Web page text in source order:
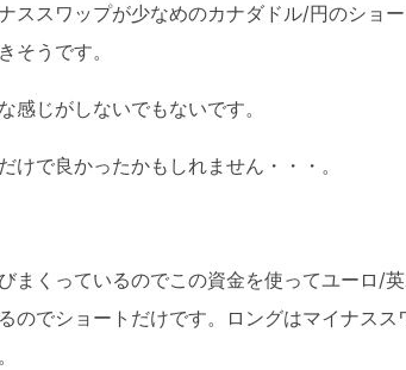
ススワップが少なめのカナダドル/円のショ
そうです。
感じがしないでもないです。
けで良かったかもしれません・・・。
まくっているのでこの資金を使ってユーロ/
のでショートだけです。ロングはマイナス